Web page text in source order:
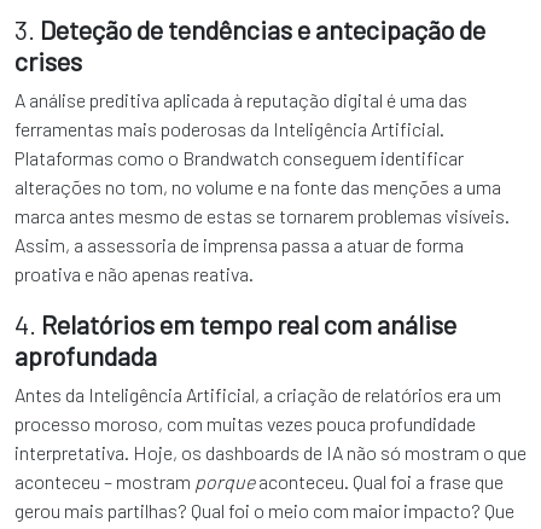
3. Deteção de tendências e antecipação de
crises
A análise preditiva aplicada à reputação digital é uma das
ferramentas mais poderosas da Inteligência Artificial.
Plataformas como o Brandwatch conseguem identificar
alterações no tom, no volume e na fonte das menções a uma
marca antes mesmo de estas se tornarem problemas visíveis.
Assim, a assessoria de imprensa passa a atuar de forma
proativa e não apenas reativa.
4. Relatórios em tempo real com análise
aprofundada
Antes da Inteligência Artificial, a criação de relatórios era um
processo moroso, com muitas vezes pouca profundidade
interpretativa. Hoje, os dashboards de IA não só mostram o que
aconteceu – mostram porqueaconteceu. Qual foi a frase que
gerou mais partilhas? Qual foi o meio com maior impacto? Que